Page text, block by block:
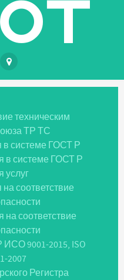
техническим
ТР ТС
в системе ГОСТ Р
в системе ГОСТ Р
услуг
соответствие
соответствие
9001-2015, ISO
2007
Регистра